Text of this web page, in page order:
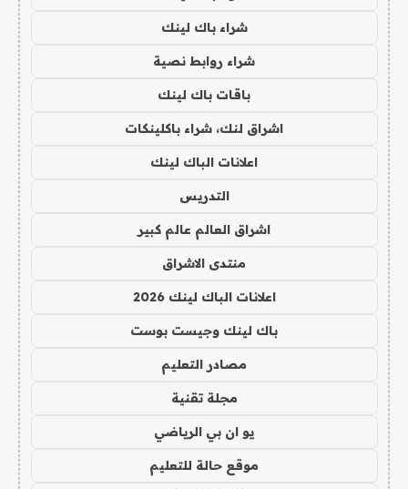
شراء باك لينك
شراء روابط نصية
باقات باك لينك
اشراق لنك، شراء باكلينكات
اعلانات الباك لينك
التدريس
اشراق العالم عالم كبير
منتدى الاشراق
اعلانات الباك لينك 2026
باك لينك وجيست بوست
مصادر التعليم
مجلة تقنية
يو ان بي الرياضي
موقع حالة للتعليم